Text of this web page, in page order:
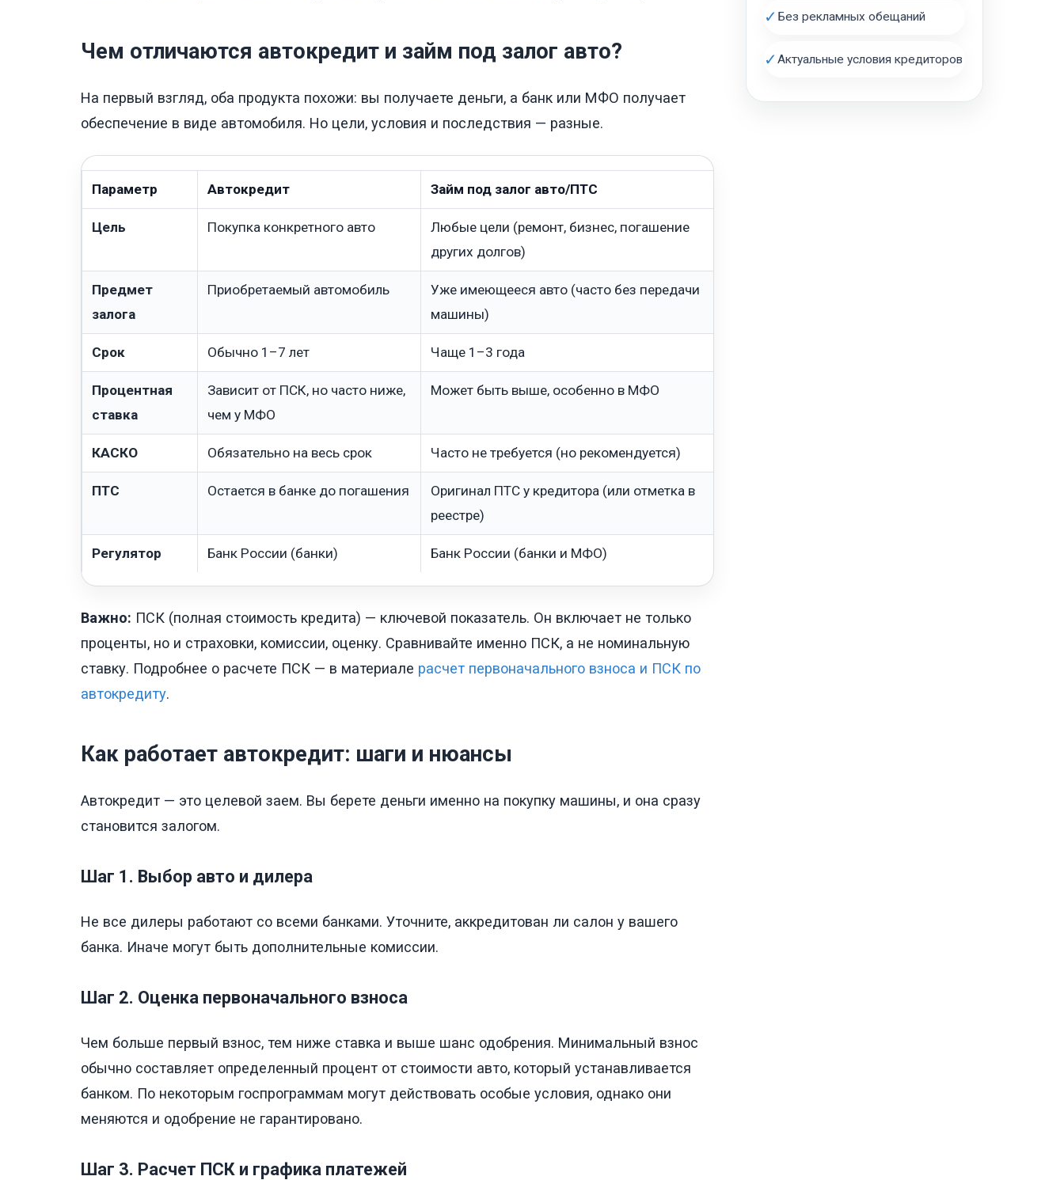
Чем отличаются автокредит и займ под залог авто?
На первый взгляд, оба продукта похожи: вы получаете деньги, а банк или МФО получает
обеспечение в виде автомобиля. Но цели, условия и последствия — разные.
Параметр Автокредит Займ под залог авто/ПТС
Цель Покупка конкретного авто
Любые цели (ремонт, бизнес, погашение
других долгов)
Предмет
залога
Приобретаемый автомобиль
Уже имеющееся авто (часто без передачи
машины)
Срок Обычно 1–7 лет Чаще 1–3 года
Процентная
ставка
Зависит от ПСК, но часто ниже,
чем у МФО
Может быть выше, особенно в МФО
КАСКО Обязательно на весь срок Часто не требуется (но рекомендуется)
ПТС Остается в банке до погашения
Оригинал ПТС у кредитора (или отметка в
реестре)
Регулятор Банк России (банки) Банк России (банки и МФО)
Важно: ПСК (полная стоимость кредита) — ключевой показатель. Он включает не только
проценты, но и страховки, комиссии, оценку. Сравнивайте именно ПСК, а не номинальную
ставку. Подробнее о расчете ПСК — в материале расчет первоначального взноса и ПСК по
автокредиту.
Как работает автокредит: шаги и нюансы
Автокредит — это целевой заем. Вы берете деньги именно на покупку машины, и она сразу
становится залогом.
Шаг 1. Выбор авто и дилера
Не все дилеры работают со всеми банками. Уточните, аккредитован ли салон у вашего
банка. Иначе могут быть дополнительные комиссии.
Шаг 2. Оценка первоначального взноса
Чем больше первый взнос, тем ниже ставка и выше шанс одобрения. Минимальный взнос
обычно составляет определенный процент от стоимости авто, который устанавливается
банком. По некоторым госпрограммам могут действовать особые условия, однако они
меняются и одобрение не гарантировано.
Шаг 3. Расчет ПСК и графика платежей
✓ Без рекламных обещаний
✓Актуальные условия кредиторов